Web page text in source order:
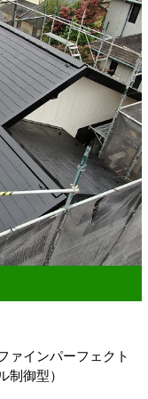
インパーフェクト
制御型）